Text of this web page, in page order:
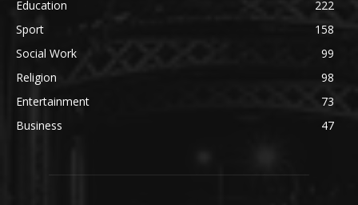
Education
222
Sport
158
Social Work
99
Religion
98
Entertainment
73
Business
47